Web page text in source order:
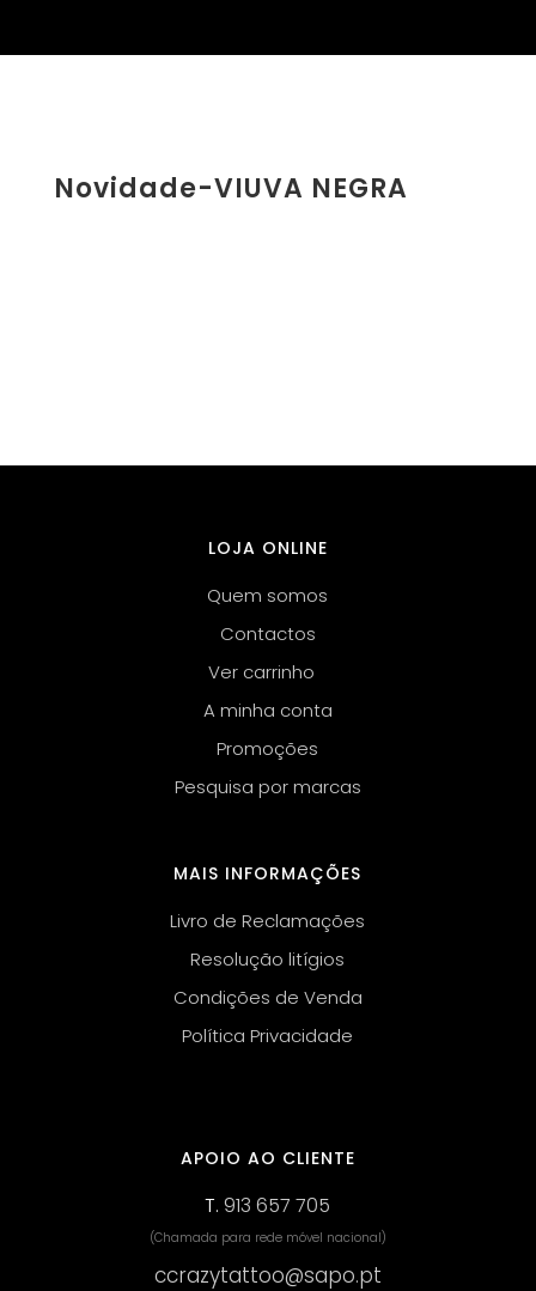
Novidade-VIUVA NEGRA
LOJA ONLINE
Quem somos
Contactos
Ver carrinho
A minha conta
Promoções
Pesquisa por marcas
MAIS INFORMAÇÕES
Livro de Reclamações
Resolução litígios
Condições de Venda
Política Privacidade
APOIO AO CLIENTE
T.913 657 705
(Chamada para rede móvel nacional)
ccrazytattoo@sapo.pt